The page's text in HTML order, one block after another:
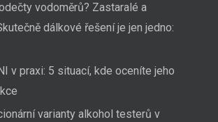
vodoměrů? Zastaralé a
dálkové řešení je jen jedno:
v praxi: 5 situací, kde oceníte jeho
varianty alkohol testerů v